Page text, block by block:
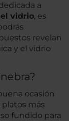
a
vidrio, es
revelan
y el vidrio
ocasión
platos más
fundido para